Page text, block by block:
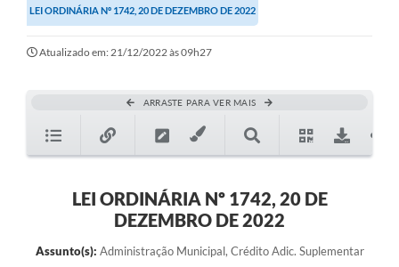
LEI ORDINÁRIA Nº 1742, 20 DE DEZEMBRO DE 2022
Atualizado em: 21/12/2022 às 09h27
ARRASTE PARA VER MAIS
LEI ORDINÁRIA Nº 1742, 20 DE
DEZEMBRO DE 2022
Assunto(s): Administração Municipal, Crédito Adic. Suplementar